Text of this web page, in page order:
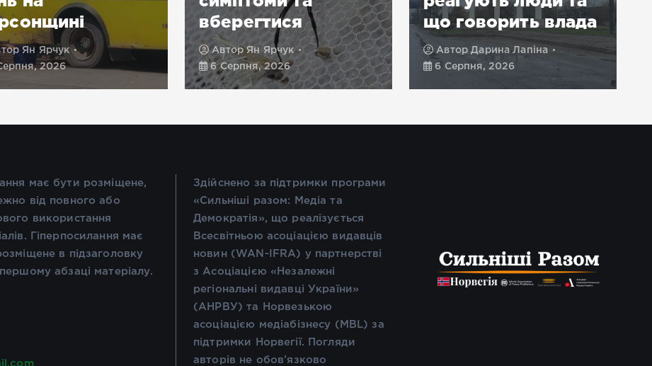
Ян Ярчук
2026
вберегтися
АвторЯн Ярчук
6 Серпня, 2026
що говорить влада
АвторДарина Лапіна
6 Серпня, 2026
має бути розміщене,
від повного або
використання
Гіперпосилання має
в підзаголовку
абзаці матеріалу.
Здійснено за підтримки програми
«Сильніші разом: Медіа та
Демократія», що реалізується
Всесвітньою асоціацією видавців
новин (WAN-IFRA) у партнерстві
з Асоціацією «Незалежні
регіональні видавці України»
(АНРВУ) та Норвезькою
асоціацією медіабізнесу (MBL) за
підтримки Норвегії. Погляди
авторів не обов’язково